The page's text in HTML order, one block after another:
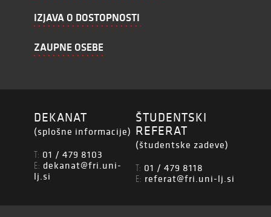
IZJAVA O DOSTOPNOSTI
ZAUPNE OSEBE
DEKANAT
(splošne informacije)
T: 01 / 479 8103
E: dekanat@fri.uni-
lj.si
ŠTUDENTSKI
REFERAT
(študentske zadeve)
T: 01 / 479 8118
E: referat@fri.uni-lj.si